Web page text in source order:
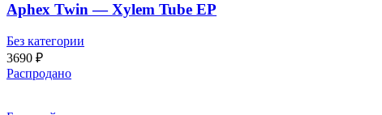
Aphex Twin — Xylem Tube EP
Без категории
3690 ₽
Распродано